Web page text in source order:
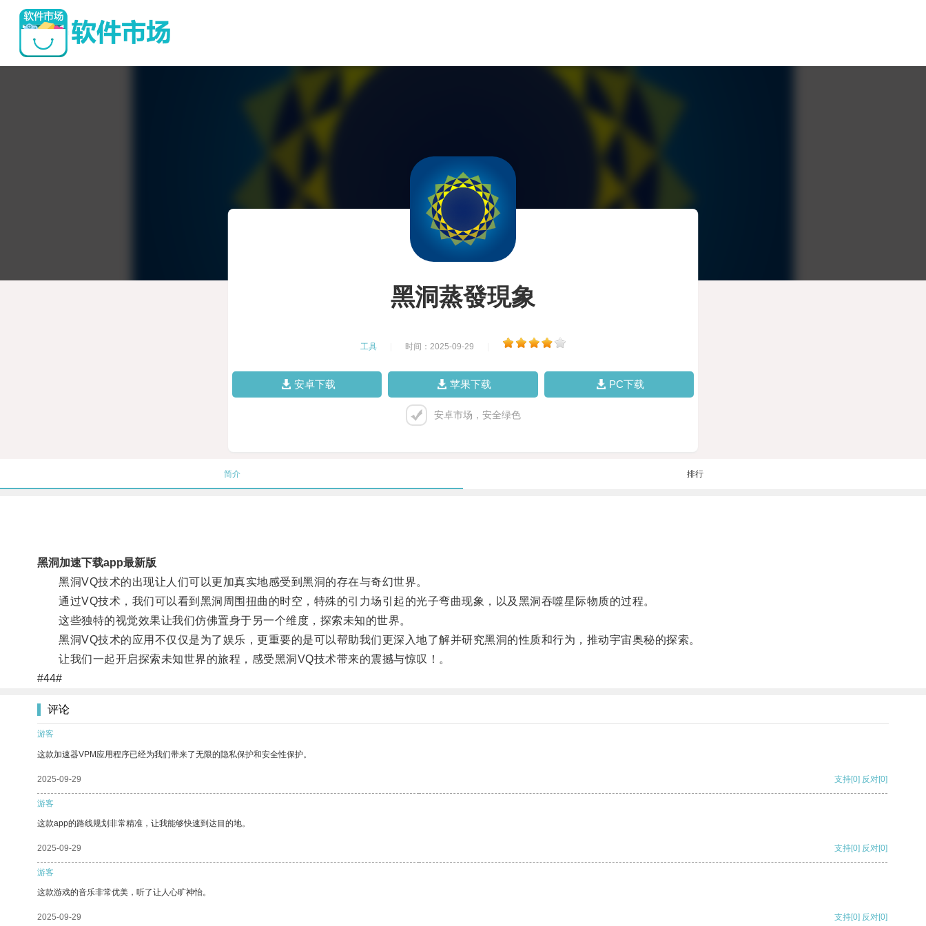
黑洞蒸發現象
工具 时间：2025-09-29
安卓下载 苹果下载 PC下载
安卓市场，安全绿色
简介 排行
黑洞加速下载app最新版
黑洞VQ技术的出现让人们可以更加真实地感受到黑洞的存在与奇幻世界。
通过VQ技术，我们可以看到黑洞周围扭曲的时空，特殊的引力场引起的光子弯曲现象，以及黑洞吞噬星际物质的过程。
这些独特的视觉效果让我们仿佛置身于另一个维度，探索未知的世界。
黑洞VQ技术的应用不仅仅是为了娱乐，更重要的是可以帮助我们更深入地了解并研究黑洞的性质和行为，推动宇宙奥秘的探索。
让我们一起开启探索未知世界的旅程，感受黑洞VQ技术带来的震撼与惊叹！。
#44#
评论
游客
这款加速器VPM应用程序已经为我们带来了无限的隐私保护和安全性保护。
2025-09-29 支持[0] 反对[0]
游客
这款app的路线规划非常精准，让我能够快速到达目的地。
2025-09-29 支持[0] 反对[0]
游客
这款游戏的音乐非常优美，听了让人心旷神怡。
2025-09-29 支持[0] 反对[0]